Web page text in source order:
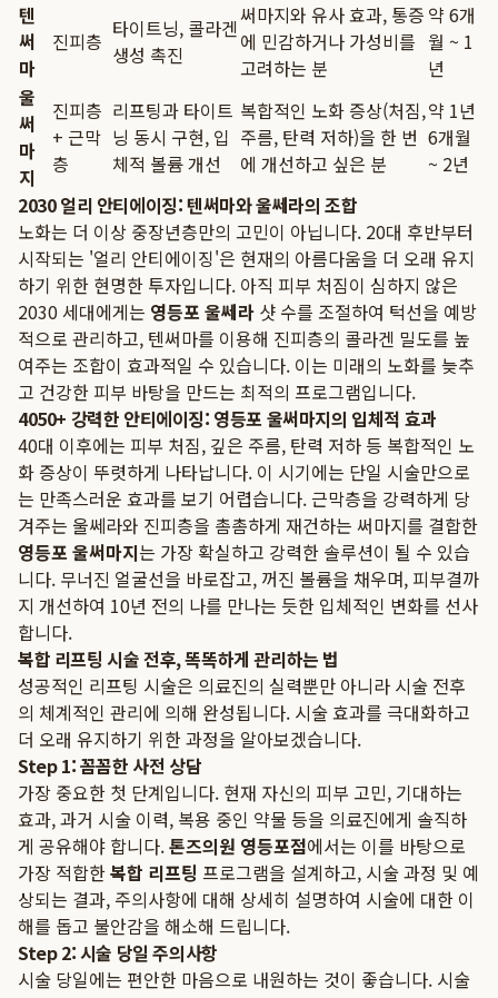
텐
써
마
진피층 타이트닝, 콜라겐
생성 촉진
써마지와 유사 효과, 통증
에 민감하거나 가성비를
고려하는 분
약 6개
월 ~ 1
년
울
써
마
지
진피층
+ 근막
층
리프팅과 타이트
닝 동시 구현, 입
체적 볼륨 개선
복합적인 노화 증상(처짐,
주름, 탄력 저하)을 한 번
에 개선하고 싶은 분
약 1년
6개월
~ 2년
2030 얼리 안티에이징: 텐써마와 울쎄라의 조합
노화는 더 이상 중장년층만의 고민이 아닙니다. 20대 후반부터
시작되는 '얼리 안티에이징'은 현재의 아름다움을 더 오래 유지
하기 위한 현명한 투자입니다. 아직 피부 처짐이 심하지 않은
2030 세대에게는 영등포 울쎄라 샷 수를 조절하여 턱선을 예방
적으로 관리하고, 텐써마를 이용해 진피층의 콜라겐 밀도를 높
여주는 조합이 효과적일 수 있습니다. 이는 미래의 노화를 늦추
고 건강한 피부 바탕을 만드는 최적의 프로그램입니다.
4050+ 강력한 안티에이징: 영등포 울써마지의 입체적 효과
40대 이후에는 피부 처짐, 깊은 주름, 탄력 저하 등 복합적인 노
화 증상이 뚜렷하게 나타납니다. 이 시기에는 단일 시술만으로
는 만족스러운 효과를 보기 어렵습니다. 근막층을 강력하게 당
겨주는 울쎄라와 진피층을 촘촘하게 재건하는 써마지를 결합한
영등포 울써마지는 가장 확실하고 강력한 솔루션이 될 수 있습
니다. 무너진 얼굴선을 바로잡고, 꺼진 볼륨을 채우며, 피부결까
지 개선하여 10년 전의 나를 만나는 듯한 입체적인 변화를 선사
합니다.
복합 리프팅 시술 전후, 똑똑하게 관리하는 법
성공적인 리프팅 시술은 의료진의 실력뿐만 아니라 시술 전후
의 체계적인 관리에 의해 완성됩니다. 시술 효과를 극대화하고
더 오래 유지하기 위한 과정을 알아보겠습니다.
Step 1: 꼼꼼한 사전 상담
가장 중요한 첫 단계입니다. 현재 자신의 피부 고민, 기대하는
효과, 과거 시술 이력, 복용 중인 약물 등을 의료진에게 솔직하
게 공유해야 합니다.톤즈의원 영등포점에서는 이를 바탕으로
가장 적합한복합 리프팅 프로그램을 설계하고, 시술 과정 및 예
상되는 결과, 주의사항에 대해 상세히 설명하여 시술에 대한 이
해를 돕고 불안감을 해소해 드립니다.
Step 2: 시술 당일 주의사항
시술 당일에는 편안한 마음으로 내원하는 것이 좋습니다. 시술